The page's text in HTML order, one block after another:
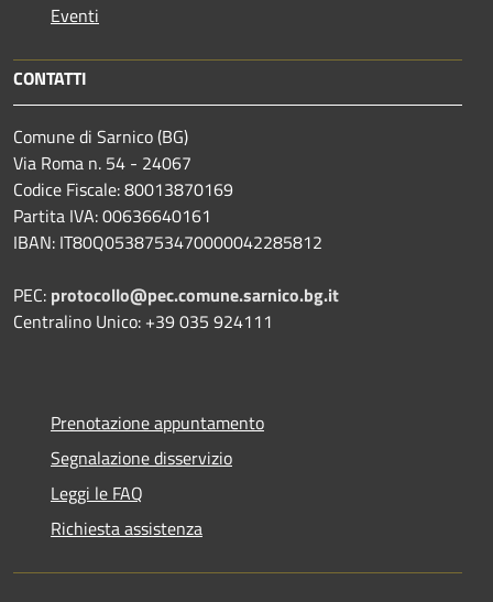
Eventi
CONTATTI
Comune di Sarnico (BG)
Via Roma n. 54 - 24067
Codice Fiscale: 80013870169
Partita IVA: 00636640161
IBAN: IT80Q0538753470000042285812
PEC: protocollo@pec.comune.sarnico.bg.it
Centralino Unico: +39 035 924111
Prenotazione appuntamento
Segnalazione disservizio
Leggi le FAQ
Richiesta assistenza